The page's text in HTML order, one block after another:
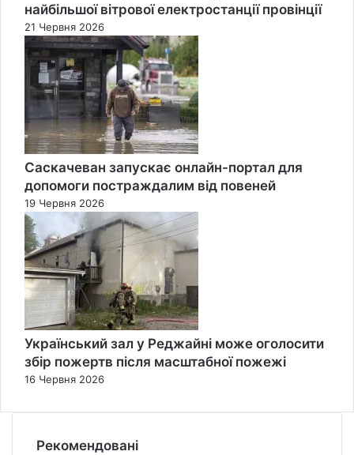
найбільшої вітрової електростанції провінції
21 Червня 2026
Саскачеван запускає онлайн-портал для
допомоги постраждалим від повеней
19 Червня 2026
Український зал у Реджайні може оголосити
збір пожертв після масштабної пожежі
16 Червня 2026
Рекомендовані